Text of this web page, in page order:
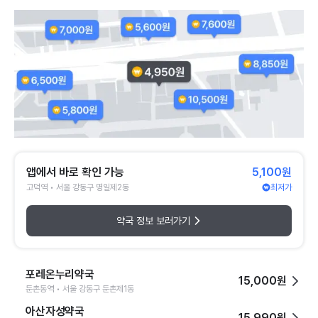
앱에서 바로 확인 가능
고덕역 • 서울 강동구 명일제2동
5,100원
최저가
약국 정보 보러가기
포레온누리약국
둔촌동역 • 서울 강동구 둔촌제1동
15,000원
아산자성약국